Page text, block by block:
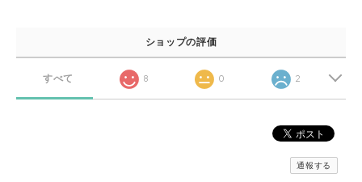
ショップの評価
すべて 8 0 2
通報する